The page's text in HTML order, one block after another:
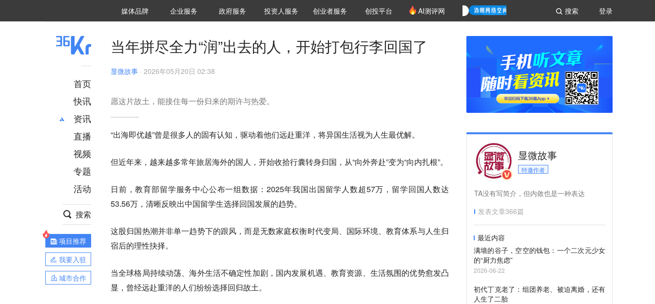
登录
搜索
媒体品牌 36Kr研究院
企业服务 城市之窗
政府服务 VClub投资机构库
投资机构职位推介
投资人服务 创投氪堂
创业者服务 创投平台 AI测评网
首页
快讯
资讯
推荐
财经
项目推荐
安徽
直播
视频
专题
活动
搜索
项目推荐
我要入驻
城市合作
当年拼尽全力“润”出去的人，开始打包行李回国了
显微故事 · 2026年05月20日 02:38
愿这片故土，能接住每一份归来的期许与热爱。
“出海即优越”曾是很多人的固有认知，驱动着他们远赴重洋，将异国生活视为人生最优解。
但近年来，越来越多常年旅居海外的国人，开始收拾行囊转身归国，从“向外奔赴”变为“向内扎根”。
日前，教育部留学服务中心公布一组数据：2025年我国出国留学人数超57万，留学回国人数达
53.56万，清晰反映出中国留学生选择回国发展的趋势。
这股归国热潮并非单一趋势下的跟风，而是无数家庭权衡时代变局、国际环境、教育体系与人生归
宿后的理性抉择。
当全球格局持续动荡、海外生活不确定性加剧，国内发展机遇、教育资源、生活氛围的优势愈发凸
显，曾经远赴重洋的人们纷纷选择回归故土。
显微故事
特邀作者
TA没有写简介，但内敛也是一种表达
发表文章366篇
最近内容
满墙的谷子，空空的钱包：一个二次元少女
的“厨力焦虑”
2026-06-22
初代丁克老了：组团养老、被迫离婚，还有
人生了二胎